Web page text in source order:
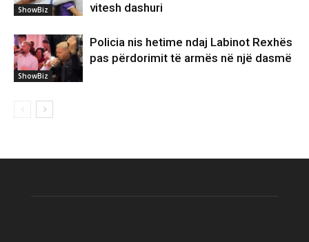
ShowBiz
vitesh dashuri
ShowBiz
Policia nis hetime ndaj Labinot Rexhës
pas përdorimit të armës në një dasmë